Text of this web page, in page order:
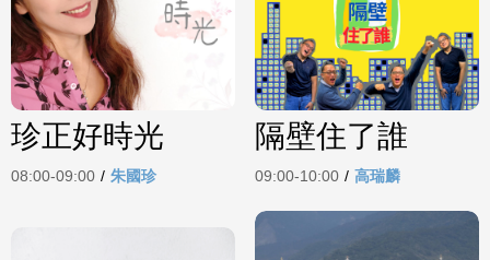
珍正好時光
08:00-09:00 / 朱國珍
隔壁住了誰
09:00-10:00 / 高瑞麟